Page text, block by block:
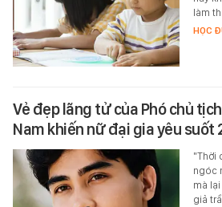
làm
HỌC
Vẻ đẹp lãng tử của Phó chủ
Nam khiến nữ đại gia yêu suốt
"Thời
ngóc
mà
giả